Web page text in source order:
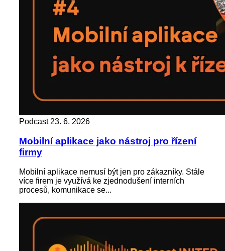
Podcast 23. 6. 2026
Mobilní aplikace jako nástroj pro řízení
firmy
Mobilní aplikace nemusí být jen pro zákazníky. Stále
více firem je využívá ke zjednodušení interních
procesů, komunikace se...